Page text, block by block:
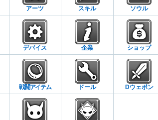
アーツ スキル ソウル
デバイス 企業 ショップ
戦闘アイテム ドール Dウェポン